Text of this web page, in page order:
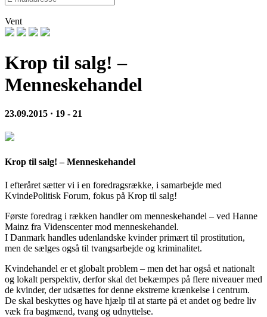
Vent
Krop til salg! –
Menneskehandel
23.09.2015 · 19 - 21
Krop til salg! – Menneskehandel
I efteråret sætter vi i en foredragsrække, i samarbejde med
KvindePolitisk Forum, fokus på Krop til salg!
Første foredrag i rækken handler om menneskehandel – ved Hanne
Mainz fra Videnscenter mod menneskehandel.
I Danmark handles udenlandske kvinder primært til prostitution,
men de sælges også til tvangsarbejde og kriminalitet.
Kvindehandel er et globalt problem – men det har også et nationalt
og lokalt perspektiv, derfor skal det bekæmpes på flere niveauer med
de kvinder, der udsættes for denne ekstreme krænkelse i centrum.
De skal beskyttes og have hjælp til at starte på et andet og bedre liv
væk fra bagmænd, tvang og udnyttelse.